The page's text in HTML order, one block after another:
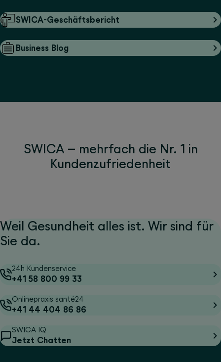
SWICA-Geschäftsbericht
Business Blog
SWICA – mehrfach die Nr. 1 in
Kundenzufriedenheit
Weil Gesundheit alles ist. Wir sind für
Sie da.
24h Kundenservice
+41 58 800 99 33
Onlinepraxis santé24
+41 44 404 86 86
SWICA IQ
Jetzt Chatten